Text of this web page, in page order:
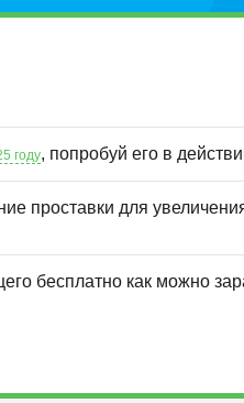
году, попробуй его в
проставки для
бесплатно как можно